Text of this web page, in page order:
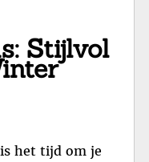
Stijlvol
het tijd om je